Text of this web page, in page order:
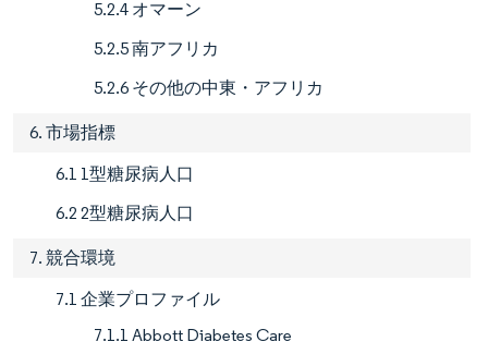
5.2.4 オマーン
5.2.5 南アフリカ
5.2.6 その他の中東・アフリカ
6. 市場指標
6.1 1型糖尿病人口
6.2 2型糖尿病人口
7. 競合環境
7.1 企業プロファイル
7.1.1 Abbott Diabetes Care